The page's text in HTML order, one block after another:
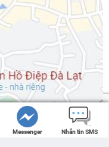
Messenger Nhắn tin SMS
Messenger Nhắn tin SMS